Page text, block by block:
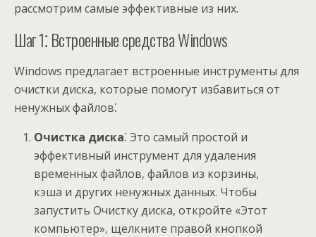
рассмотрим самые эффективные из них.
Шаг 1⁚ Встроенные средства Windows
Windows предлагает встроенные инструменты для
очистки диска‚ которые помогут избавиться от
ненужных файлов⁚
Очистка диска⁚ Это самый простой и
эффективный инструмент для удаления
временных файлов‚ файлов из корзины‚
кэша и других ненужных данных. Чтобы
запустить Очистку диска‚ откройте «Этот
компьютер»‚ щелкните правой кнопкой